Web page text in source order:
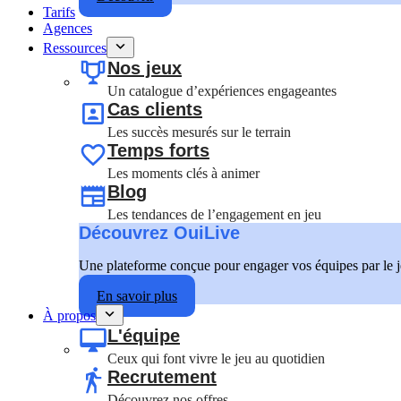
Tarifs
Agences
Ressources
Nos jeux
Un catalogue d’expériences engageantes
Cas clients
Les succès mesurés sur le terrain
Temps forts
Les moments clés à animer
Blog
Les tendances de l’engagement en jeu
Découvrez OuiLive
Une plateforme conçue pour engager vos équipes par le
En savoir plus
À propos
L'équipe
Ceux qui font vivre le jeu au quotidien
Recrutement